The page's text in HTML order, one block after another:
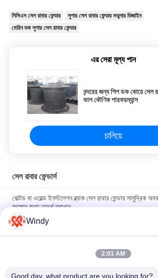
সিসিএস সেল রাবার ফেন্ডার
সুপার সেল রাবার ফেন্ডার মডুলার ডিজাইন
মেরিন ডক সুপার সেল রাবার ফেন্ডার
এর সেরা মূল্য পান
বন্দরের জন্য শিপ ডক কোয়ে সেল
ভাল কৌণিক পারফরম্যান্স
চালিয়ে
সেল রাবার ফেন্ডার্স
বোল্টড বা ওয়েল্ড ইনস্টলেশন ব্ল্যাক সেল রাবার ফেন্ডার সামুদ্রিক
সুরক্ষার জন্য আদর্শ সমাধান
25°C থেকে 80°C সেল রাবার ফ্যান্ডার কাস্টমাইজযোগ্য কালো
বাম্পার কার্যকর প্রভাব শোষণের জন্য ডিজাইন করা
25°C থেকে 80°C সেল রাবার ফেন্ডার সামুদ্রিক ফেন্ডার জাহাজ
Windy
2:01 AM
Good day, what product are you looking for?